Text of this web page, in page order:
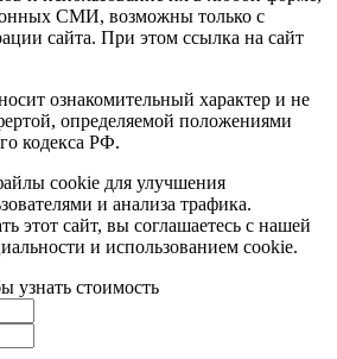
СМИ, возможны только c
сайта. При этом ссылка на сайт
ознакомительный характер и не
определяемой положениями
кодекса РФ.
cookie для улучшения
и анализа трафика.
этот сайт, вы соглашаетесь с нашей
и использованием cookie.
узнать стоимость